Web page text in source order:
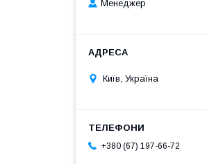
Менеджер
Київ, Україна
+380 (67) 197-66-72